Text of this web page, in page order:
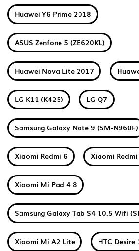
Huawei Y6 Prime 2018
ASUS Zenfone 5 (ZE620KL)
Huawei Nova Lite 2017
LG K11 (K425) LG Q7
Samsung Galaxy Note 9 (SM-N960F)
Xiaomi Redmi 6 Xiaomi
Xiaomi Mi Pad 4 8
Samsung Galaxy Tab S4 10.5 Wifi
Xiaomi Mi A2 Lite HTC Desire